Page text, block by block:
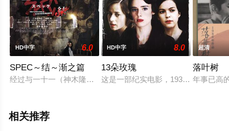
HD中字 6.0
SPEC～结～渐之篇
经过与一十一（神木隆之介 饰）的恶战，濑文焚流（加濑亮 饰
HD中字 8.0
13朵玫瑰
这是一部纪实电影，1936年西班牙
超清
落叶树
年事已高
相关推荐